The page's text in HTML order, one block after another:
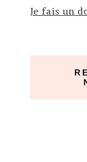
Je fais un